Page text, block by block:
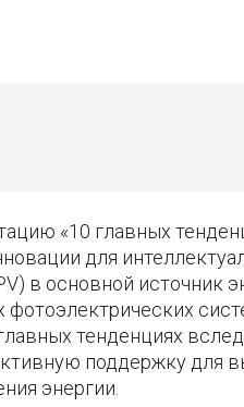
«10 главных
для
в основной источник
тенденциях
поддержку для
энергии.